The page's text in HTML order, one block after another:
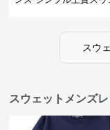
スウ
スウェットメンズ